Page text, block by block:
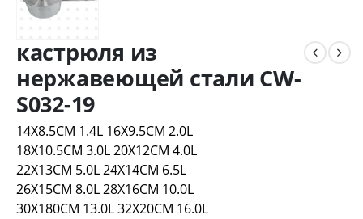
кастрюля из
нержавеющей стали CW-
S032-19
14X8.5CM 1.4L 16X9.5CM 2.0L
18X10.5CM 3.0L 20X12CM 4.0L
22X13CM 5.0L 24X14CM 6.5L
26X15CM 8.0L 28X16CM 10.0L
30X180CM 13.0L 32X20CM 16.0L